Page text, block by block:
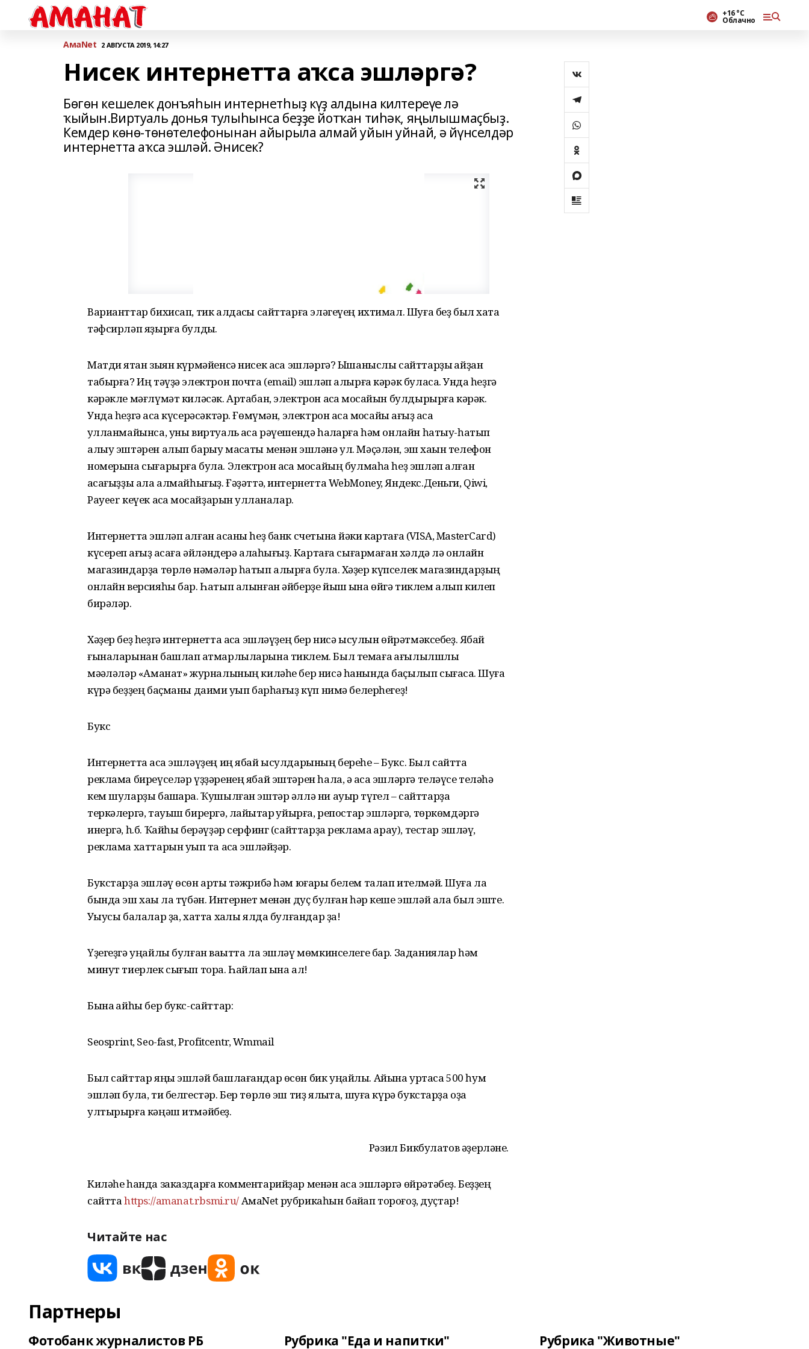
+16 °С
Облачно
АмаNet 2 АВГУСТА 2019, 14:27
Нисек интернетта аҡса эшләргә?
Бөгөн кешелек донъяһын интернетһыҙ күҙ алдына килтереүе лә
ҡыйын.Виртуаль донья тулыһынса беҙҙе йотҡан тиһәк, яңылышмаҫбыҙ.
Кемдер көнө-төнөтелефонынан айырыла алмай уйын уйнай, ә йүнселдәр
интернетта аҡса эшләй. Әнисек?
Варианттар бихисап, тик алдаҡсы сайттарға эләгеүең ихтимал. Шуға беҙ был хаҡта
тәфсирләп яҙырға булдыҡ.
Матди яҡтан зыян күрмәйенсә нисек аҡса эшләргә? Ышаныслы сайттарҙы ҡайҙан
табырға? Иң тәүҙә электрон почта (email) эшләп алырға кәрәк буласаҡ. Унда һеҙгә
кәрәкле мәғлүмәт киләсәк. Артабан, электрон аҡса моҡсайын булдырырға кәрәк.
Унда һеҙгә аҡса күсерәсәктәр. Ғөмүмән, электрон аҡса моҡсайы ҡағыҙ аҡса
ҡулланмайынса, уны виртуаль аҡса рәүешендә һаҡларға һәм онлайн һатыу-һатып
алыу эштәрен алып барыу маҡсаты менән эшләнә ул. Мәҫәлән, эш хаҡын телефон
номерына сығарырға була. Электрон аҡса моҡсайың булмаһа һеҙ эшләп алған
аҡсағыҙҙы ала алмайһығыҙ. Ғәҙәттә, интернетта WebMoney, Яндекс.Деньги, Qiwi,
Payeer кеүек аҡса моҡсайҙарын ҡулланалар.
Интернетта эшләп алған аҡсаны һеҙ банк счетына йәки картаға (VISA, MasterCard)
күсереп ҡағыҙ аҡсаға әйләндерә алаһығыҙ. Картаға сығармаған хәлдә лә онлайн
магазиндарҙа төрлө нәмәләр һатып алырға була. Хәҙер күпселек магазиндарҙың
онлайн версияһы бар. Һатып алынған әйберҙе йыш ҡына өйгә тиклем алып килеп
бирәләр.
Хәҙер беҙ һеҙгә интернетта аҡса эшләүҙең бер нисә ысулын өйрәтмәксебеҙ. Ябай
ғыналарынан башлап ҡатмарлыларына тиклем. Был темаға ҡағылылшлы
мәҡәләләр «Аманат» журналының киләһе бер нисә һанында баҫылып сығасаҡ. Шуға
күрә беҙҙең баҫманы даими уҡып барһағыҙ күп нимә белерһегеҙ!
Букс
Интернетта аҡса эшләүҙең иң ябай ысулдарының береһе – Букс. Был сайтта
реклама биреүселәр үҙҙәренең ябай эштәрен һала, ә аҡса эшләргә теләүсе теләһә
кем шуларҙы башҡара. Ҡушылған эштәр әллә ни ауыр түгел – сайттарҙа
теркәлергә, тауыш бирергә, лайыҡтар ҡуйырға, репостар эшләргә, төркөмдәргә
инергә, һ.б. Ҡайһы берәүҙәр серфинг (сайттарҙа реклама ҡарау), тестар эшләү,
реклама хаттарын уҡып та аҡса эшләйҙәр.
Букстарҙа эшләү өсөн артыҡ тәжрибә һәм юғары белем талап ителмәй. Шуға ла
бында эш хаҡы ла түбән. Интернет менән дуҫ булған һәр кеше эшләй ала был эште.
Уҡыусы балалар ҙа, хатта хаҡлы ялда булғандар ҙа!
Үҙегеҙгә уңайлы булған ваҡытта ла эшләү мөмкинселеге бар. Заданиялар һәм
минут тиерлек сығып тора. Һайлап ҡына ал!
Бына ҡайһы бер букс-сайттар:
Seosprint, Seo-fast, Profitcentr, Wmmail
Был сайттар яңы эшләй башлағандар өсөн бик уңайлы. Айына уртаса 500 һум
эшләп була, ти белгестәр. Бер төрлө эш тиҙ ялҡыта, шуға күрә букстарҙа оҙаҡ
ултырырға кәңәш итмәйбеҙ.
Рәзил Бикбулатов әҙерләне.
Киләһе һанда заказдарға комментарийҙар менән аҡса эшләргә өйрәтәбеҙ. Беҙҙең
сайттаhttps://amanat.rbsmi.ru/АмаNet рубрикаһын байҡап тороғоҙ, дуҫтар!
Читайте нас
Партнеры
Фотобанк журналистов РБ Рубрика "Еда и напитки" Рубрика "Животные"